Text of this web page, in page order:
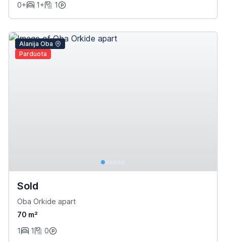
0+
1+ 1
Alanija Oba
Parduota
Sold
Oba Orkide apart
70 m²
1
1 0